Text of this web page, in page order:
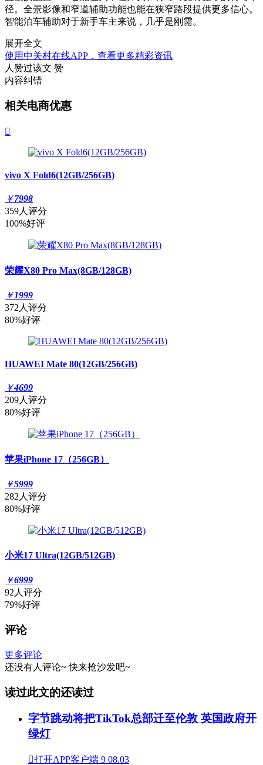
径。全景影像和窄道辅助功能也能在狭窄路段提供更多信心。
智能泊车辅助对于新手车主来说，几乎是刚需。
展开全文
使用中关村在线APP，查看更多精彩资讯
人赞过该文 赞
内容纠错
相关电商优惠

vivo X Fold6(12GB/256GB)
￥7998
359人评分
100%好评
荣耀X80 Pro Max(8GB/128GB)
￥1999
372人评分
80%好评
HUAWEI Mate 80(12GB/256GB)
￥4699
209人评分
80%好评
苹果iPhone 17（256GB）
￥5999
282人评分
80%好评
小米17 Ultra(12GB/512GB)
￥6999
92人评分
79%好评
评论
更多评论
还没有人评论~ 快来抢沙发吧~
读过此文的还读过
字节跳动将把TikTok总部迁至伦敦 英国政府开
绿灯
打开APP客户端 9 08.03